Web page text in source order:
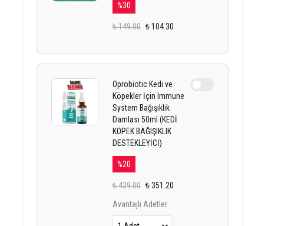
%30
₺ 149.00 ₺ 104.30
Oprobiotic Kedi ve
Köpekler İçin Immune
System Bağışıklık
Damlası 50ml (KEDİ
KÖPEK BAĞIŞIKLIK
DESTEKLEYİCİ)
%20
₺ 439.00 ₺ 351.20
Avantajlı Adetler